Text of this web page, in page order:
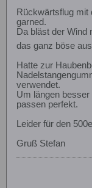
Rückwärtsflug mit
garned.
Da bläst der Wind
das ganz böse
Hatte zur
verwendet.
Um längen
passen perfekt.
Leider für den
Gruß Stefan